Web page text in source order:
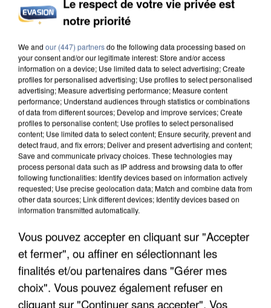
INCENDIES : L’ÎLE-DE-FRANCE LANCE UN ÉLAN
DE SOLIDARITÉ AVEC LES...
APRÈS TOUTES CES CANICULES, LES REFUGES
DE FAUNE SAUVAGE SONT...
notre priorité
We and our (447) partnersdo the following data processing based on
your consent and/or our legitimate interest: Store and/or access
information on a device; Use limited data to select advertising; Create
profiles for personalised advertising; Use profiles to select personalised
advertising; Measure advertising performance; Measure content
performance; Understand audiences through statistics or combinations
of data from different sources; Develop and improve services; Create
profiles to personalise content; Use profiles to select personalised
content; Use limited data to select content; Ensure security, prevent and
detect fraud, and fix errors; Deliver and present advertising and content;
Save and communicate privacy choices. These technologies may
process personal data such as IP address and browsing data to offer
following functionalities: Identify devices based on information actively
requested; Use precise geolocation data; Match and combine data from
other data sources; Link different devices; Identify devices based on
information transmitted automatically.
Vous pouvez accepter en cliquant sur "Accepter
et fermer", ou affiner en sélectionnant les
finalités et/ou partenaires dans "Gérer mes
choix". Vous pouvez également refuser en
cliquant sur "Continuer sans accepter". Vos